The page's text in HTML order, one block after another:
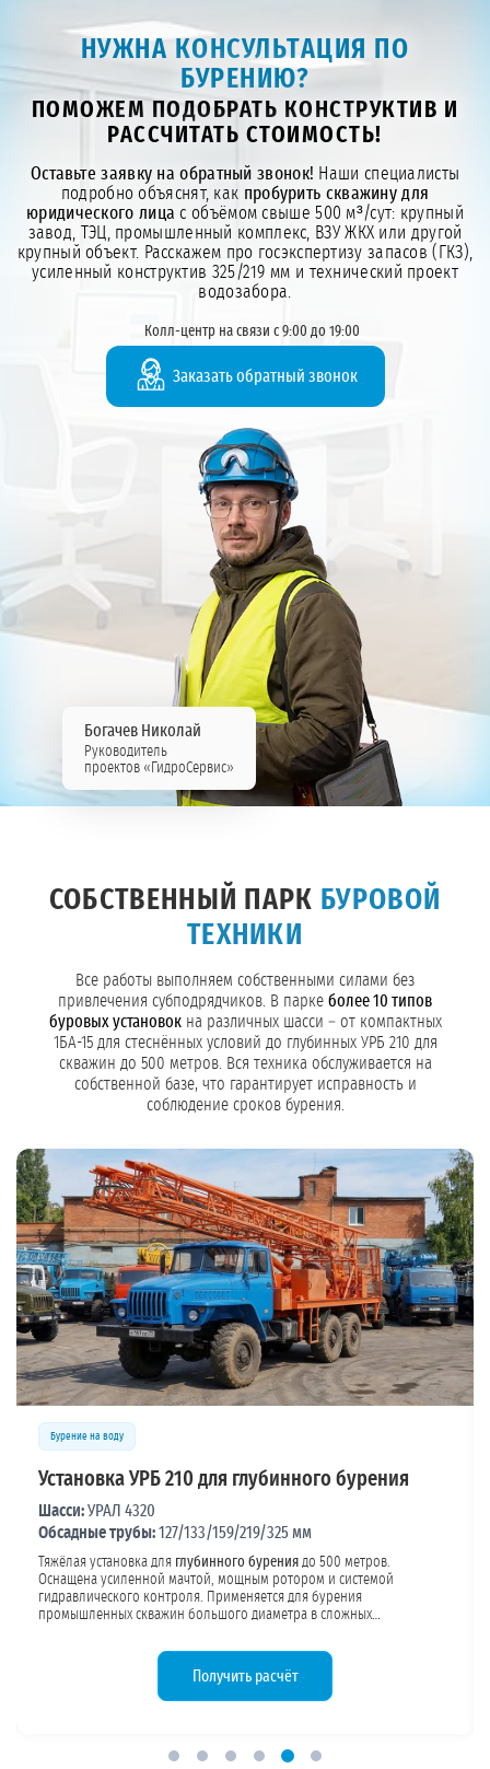
НУЖНА КОНСУЛЬТАЦИЯ ПО
БУРЕНИЮ?
ПОМОЖЕМ ПОДОБРАТЬ КОНСТРУКТИВ И
РАССЧИТАТЬ СТОИМОСТЬ!
Оставьте заявку на обратный звонок! Наши специалисты
подробно объяснят, как пробурить скважину для
юридического лица с объёмом свыше 500 м³/сут: крупный
завод, ТЭЦ, промышленный комплекс, ВЗУ ЖКХ или другой
крупный объект. Расскажем про госэкспертизу запасов (ГКЗ),
усиленный конструктив 325/219 мм и технический проект
водозабора.
Колл-центр на связи с 9:00 до 19:00
Заказать обратный звонок
Богачев Николай
Руководитель
проектов «ГидроСервис»
СОБСТВЕННЫЙ ПАРК БУРОВОЙ
ТЕХНИКИ
Все работы выполняем собственными силами без
привлечения субподрядчиков. В парке более 10 типов
буровых установокна различных шасси – от компактных
1БА-15 для стеснённых условий до глубинных УРБ 210 для
скважин до 500 метров. Вся техника обслуживается на
собственной базе, что гарантирует исправность и
соблюдение сроков бурения.
Бурение на воду
Буровая установка УРБ 3А3
Шасси:КамАЗ
Обсадные трубы:127/133/159/219/325 мм
Универсальная установка на полноприводном шасси КамАЗ.
Подходит для бурения вскальных грунтах, известняке, песчанике.
Высокая проходимость позволяет работать в удалённых районах без
дорог. Мощность двигателя обеспечивает бурение в твёрдых
объём водопотребления и геологию участка.
Получить расчёт